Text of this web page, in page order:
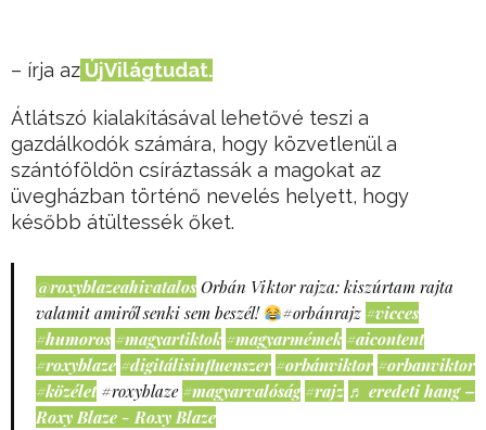
– írja az ÚjVilágtudat.
Átlátszó kialakításával lehetővé teszi a
gazdálkodók számára, hogy közvetlenül a
szántóföldön csíráztassák a magokat az
üvegházban történő nevelés helyett, hogy
később átültessék őket.
@roxyblazeahivatalos Orbán Viktor rajza: kiszúrtam rajta
valamit amiről senki sem beszél!
#orbánrajz #vicces
#humoros #magyartiktok #magyarmémek #aicontent
#roxyblaze #digitálisinfluenszer #orbánviktor #orbanviktor
#közélet #roxyblaze #magyarvalóság #rajz ♬ eredeti hang –
Roxy Blaze - Roxy Blaze